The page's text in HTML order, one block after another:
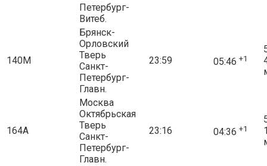
Петербург-
Витеб.
140М
Брянск-
Орловский
Тверь
Санкт-
Петербург-
Главн.
23:59 05:46 +1
164А
Москва
Октябрьская
Тверь
Санкт-
Петербург-
Главн.
23:16 04:36 +1